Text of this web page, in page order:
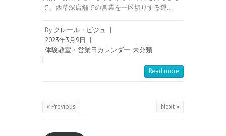
て、西草深店舗での営業を一区切りする運…
By クレール・ビジュ
2023年3月9日
体験教室・営業日カレンダー,未分類
Read more
« Previous Next »